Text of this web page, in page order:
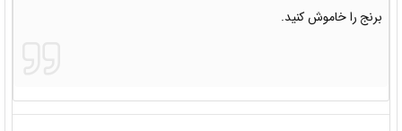
برنج را خاموش کنید.